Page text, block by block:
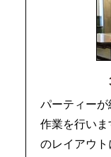
パーティー
作業を行い
のレイアウ